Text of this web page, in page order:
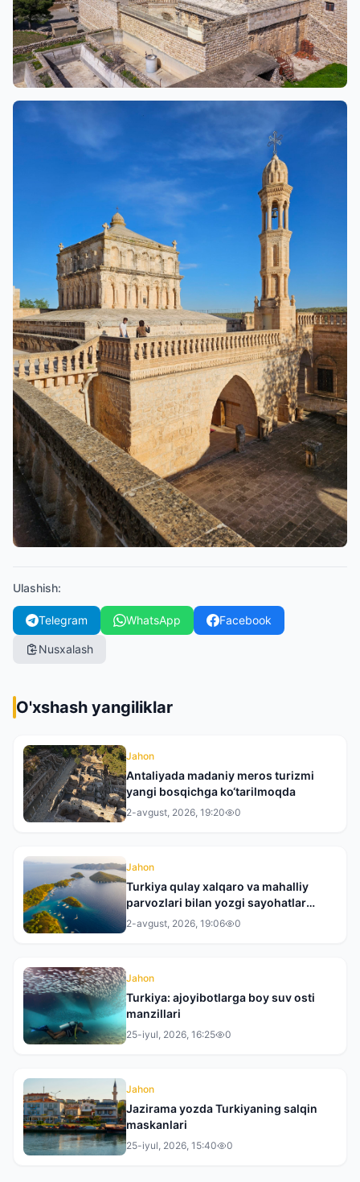
Ulashish:
Telegram WhatsApp Facebook
Nusxalash
O'xshash yangiliklar
Jahon
Antaliyada madaniy meros turizmi
yangi bosqichga ko‘tarilmoqda
2-avgust, 2026, 19:20 0
Jahon
Turkiya qulay xalqaro va mahalliy
parvozlari bilan yozgi sayohatlar
uchun yetakchi yo‘nalishga
2-avgust, 2026, 19:06 0
Jahon
Turkiya: ajoyibotlarga boy suv osti
manzillari
25-iyul, 2026, 16:25 0
Jahon
Jazirama yozda Turkiyaning salqin
maskanlari
25-iyul, 2026, 15:40 0